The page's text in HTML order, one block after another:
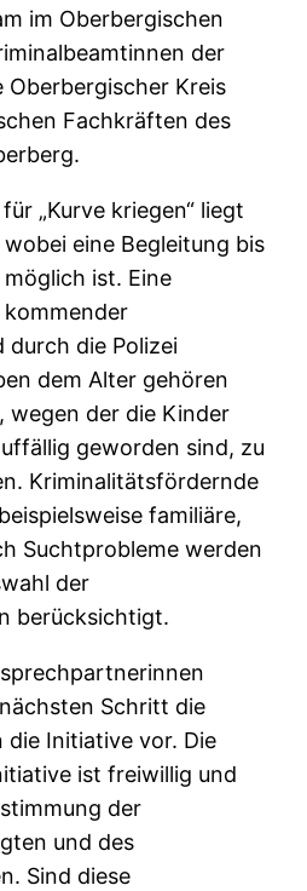
im Oberbergischen
der
Oberbergischer Kreis
Fachkräften des
„Kurve kriegen“ liegt
eine Begleitung bis
ist. Eine
durch die Polizei
dem Alter gehören
wegen der die Kinder
geworden sind, zu
Kriminalitätsfördernde
familiäre,
Suchtprobleme werden
der
berücksichtigt.
Schritt die
die Initiative vor. Die
ist freiwillig und
der
und des
Sind diese